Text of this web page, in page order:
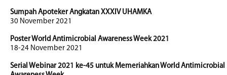
Sumpah Apoteker Angkatan XXXIV UHAMKA
30 November 2021
Poster World Antimicrobial Awareness Week 2021
18-24 November 2021
Serial Webinar 2021 ke-45 untuk Memeriahkan World Antimicrobial